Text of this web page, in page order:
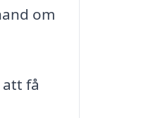
om
få